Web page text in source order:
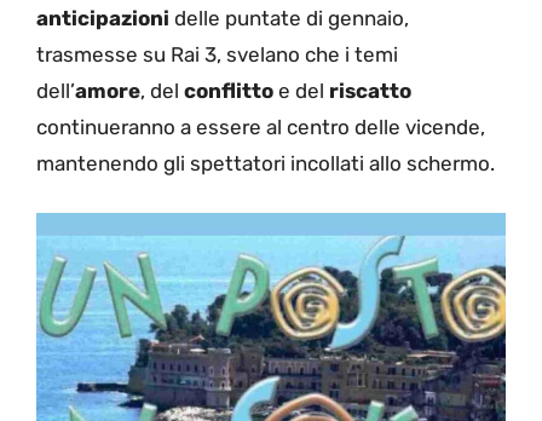
anticipazioni delle puntate di gennaio,
trasmesse su Rai 3, svelano che i temi
dell’amore, del conflitto e del riscatto
continueranno a essere al centro delle vicende,
mantenendo gli spettatori incollati allo schermo.